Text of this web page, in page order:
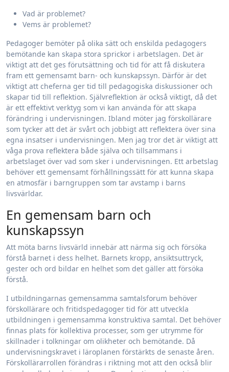
Vad är problemet?
Vems är problemet?
Pedagoger bemöter på olika sätt och enskilda pedagogers
bemötande kan skapa stora sprickor i arbetslagen. Det är
viktigt att det ges förutsättning och tid för att få diskutera
fram ett gemensamt barn- och kunskapssyn. Därför är det
viktigt att cheferna ger tid till pedagogiska diskussioner och
skapar tid till reflektion. Självreflektion är också viktigt, då det
är ett effektivt verktyg som vi kan använda för att skapa
förändring i undervisningen. Ibland möter jag förskollärare
som tycker att det är svårt och jobbigt att reflektera över sina
egna insatser i undervisningen. Men jag tror det är viktigt att
våga prova reflektera både själva och tillsammans i
arbetslaget över vad som sker i undervisningen. Ett arbetslag
behöver ett gemensamt förhållningssätt för att kunna skapa
en atmosfär i barngruppen som tar avstamp i barns
livsvärldar.
En gemensam barn och
kunskapssyn
Att möta barns livsvärld innebär att närma sig och försöka
förstå barnet i dess helhet. Barnets kropp, ansiktsuttryck,
gester och ord bildar en helhet som det gäller att försöka
förstå.
I utbildningarnas gemensamma samtalsforum behöver
förskollärare och fritidspedagoger tid för att utveckla
utbildningen i gemensamma konstruktiva samtal. Det behöver
finnas plats för kollektiva processer, som ger utrymme för
skillnader i tolkningar om olikheter och bemötande. Då
undervisningskravet i läroplanen förstärkts de senaste åren.
Förskollärarrollen förändras i riktning mot att den också blir